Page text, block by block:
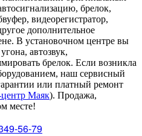
брелок,
видеорегистратор,
дополнительное
В установочном центре вы
автозвук,
брелок. Если возникла
, наш сервисный
или платный ремонт
Маяк). Продажа,
месте!
56-79